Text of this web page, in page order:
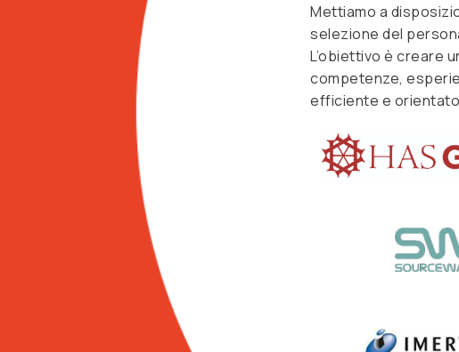
Mettiamo a
selezione del
L’obiettivo è creare
competenze,
efficiente e